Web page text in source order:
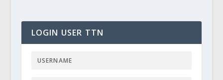
LOGIN USER TTN